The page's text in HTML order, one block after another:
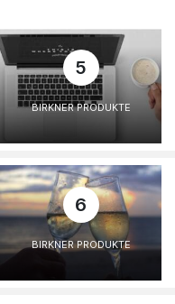
5
BIRKNER PRODUKTE
6
BIRKNER PRODUKTE